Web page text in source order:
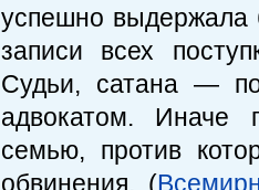
успешно выдержала
записи всех
Судьи, сатана —
адвокатом. Иначе
семью, против
обвинения. (